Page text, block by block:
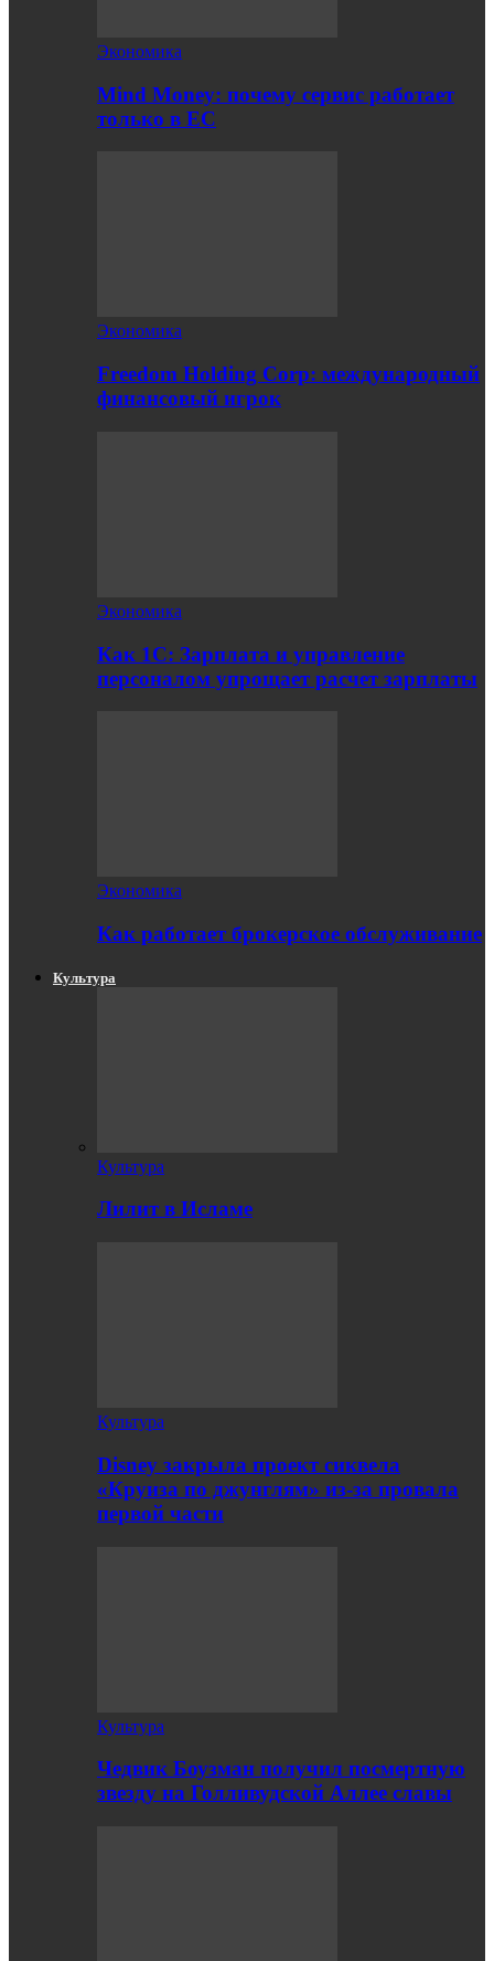
Экономика
Mind Money: почему сервис работает
только в ЕС
Экономика
Freedom Holding Corp: международный
финансовый игрок
Экономика
Как 1С: Зарплата и управление
персоналом упрощает расчет зарплаты
Экономика
Как работает брокерское обслуживание
Культура
Культура
Лилит в Исламе
Культура
Disney закрыла проект сиквела
«Круиза по джунглям» из-за провала
первой части
Культура
Чедвик Боузман получил посмертную
звезду на Голливудской Аллее славы